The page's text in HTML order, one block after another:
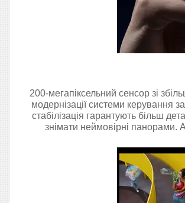
200-мегапіксельний сенсор зі
модернізації системи керування
стабілізація гарантують більш
знімати неймовірні панорами.